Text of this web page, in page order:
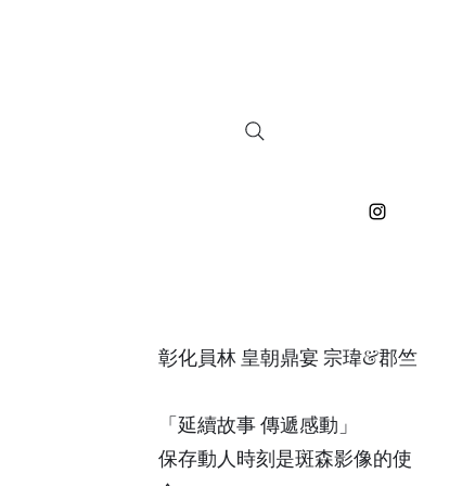
彰化員林 皇朝鼎宴 宗瑋&郡竺
「延續故事 傳遞感動」
保存動人時刻是斑森影像的使